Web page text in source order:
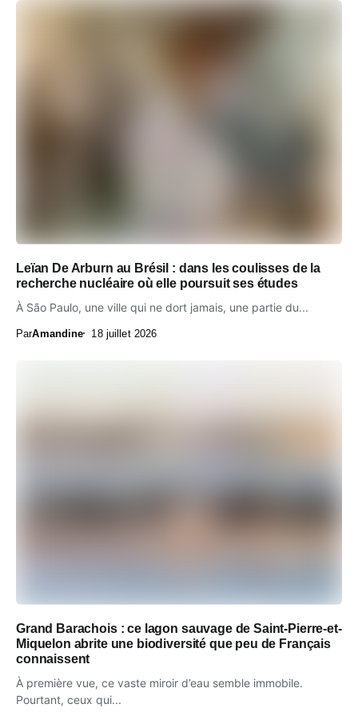
Leïan De Arburn au Brésil : dans les coulisses de la
recherche nucléaire où elle poursuit ses études
À São Paulo, une ville qui ne dort jamais, une partie du...
ParAmandine 18 juillet 2026
Grand Barachois : ce lagon sauvage de Saint-Pierre-et-
Miquelon abrite une biodiversité que peu de Français
connaissent
À première vue, ce vaste miroir d’eau semble immobile.
Pourtant, ceux qui...